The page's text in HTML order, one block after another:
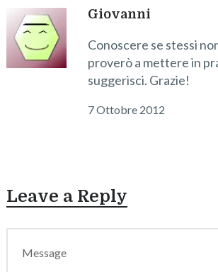
Giovanni
Conoscere se stessi
proverò a mettere in
suggerisci. Grazie!
7 Ottobre 2012
Leave a Reply